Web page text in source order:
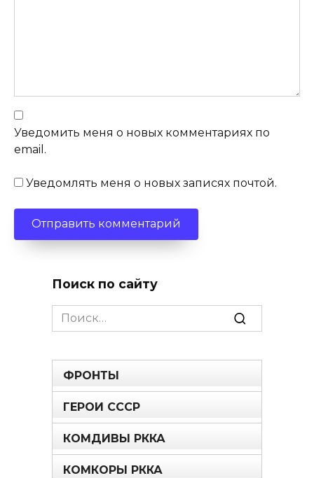
Уведомить меня о новых комментариях по
email.
Уведомлять меня о новых записях почтой.
Поиск по сайту
Search
for:
ФРОНТЫ
ГЕРОИ СССР
КОМДИВЫ РККА
КОМКОРЫ РККА